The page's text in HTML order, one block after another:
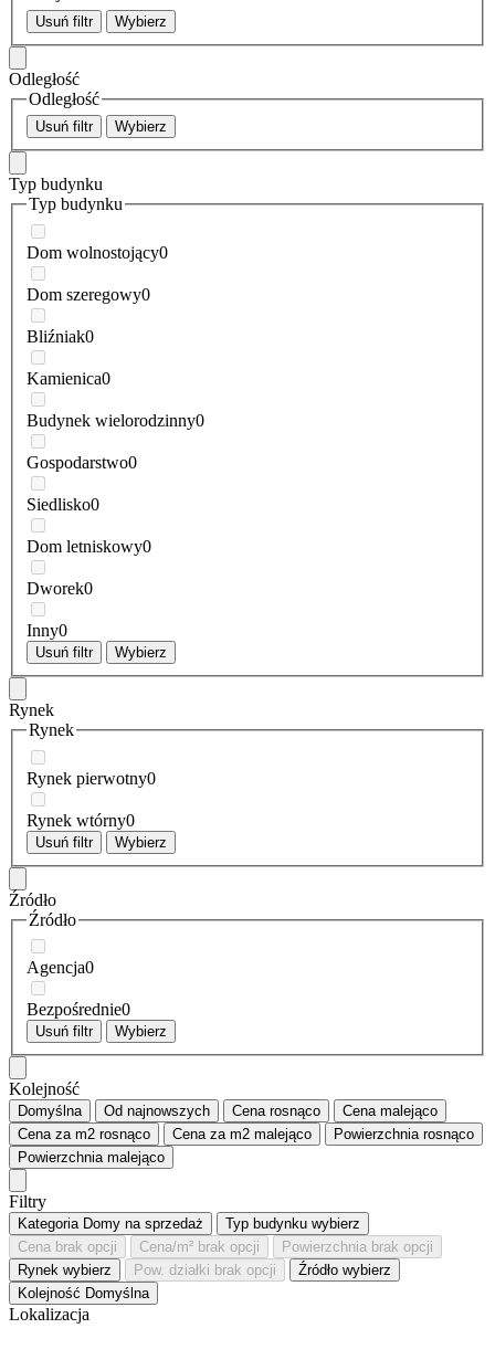
Usuń filtr Wybierz
Odległość
Odległość
Usuń filtr Wybierz
Typ budynku
Typ budynku
Dom wolnostojący0
Dom szeregowy0
Bliźniak0
Kamienica0
Budynek wielorodzinny0
Gospodarstwo0
Siedlisko0
Dom letniskowy0
Dworek0
Inny0
Usuń filtr Wybierz
Rynek
Rynek
Rynek pierwotny0
Rynek wtórny0
Usuń filtr Wybierz
Źródło
Źródło
Agencja0
Bezpośrednie0
Usuń filtr Wybierz
Kolejność
Domyślna Od najnowszych Cenarosnąco Cenamalejąco
Cena za m2 rosnąco Cena za m2 malejąco Powierzchniarosnąco
Powierzchniamalejąco
Filtry
Kategoria Domy na sprzedaż Typ budynku wybierz
Cena brak opcji Cena/m² brak opcji Powierzchnia brak opcji
Rynek wybierz Pow. działki brak opcji Źródło wybierz
Kolejność Domyślna
Lokalizacja